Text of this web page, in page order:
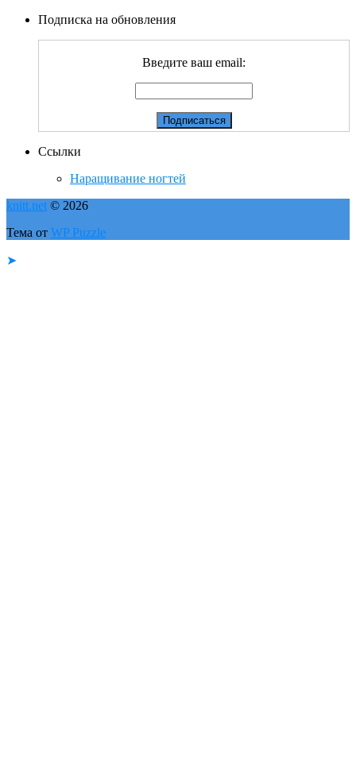
Подписка на обновления
Введите ваш email:
Ссылки
Наращивание ногтей
knitt.net © 2026
Тема от WP Puzzle
➤